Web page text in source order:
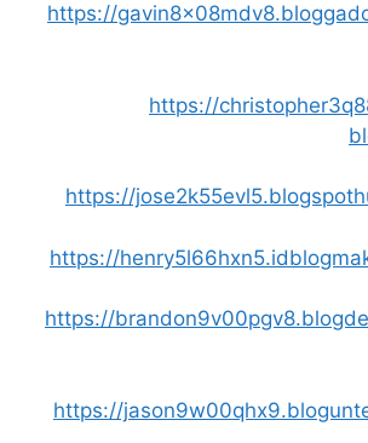
https://
https://
https://
https://
https://
https://